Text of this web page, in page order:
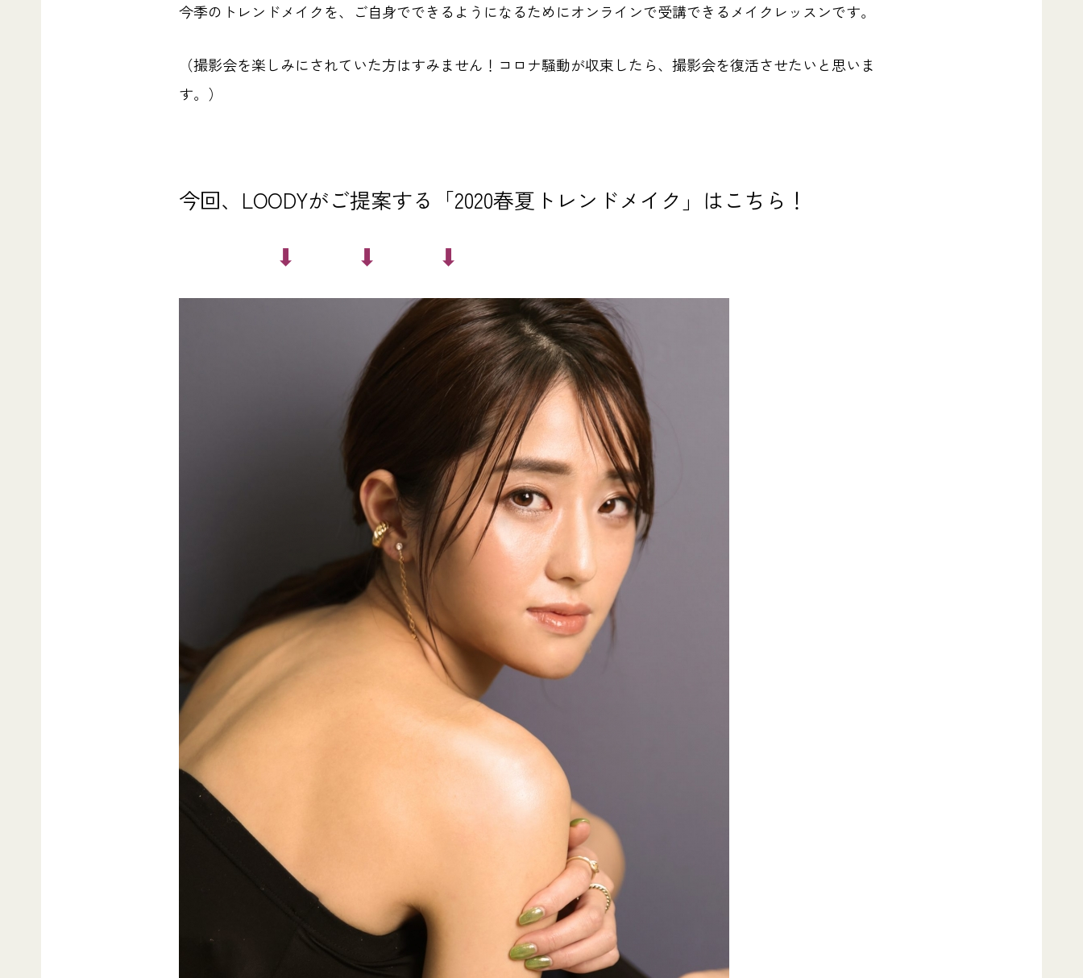
今季のトレンドメイクを、ご自身でできるようになるためにオンラインで受講できるメイクレッスンです。
（撮影会を楽しみにされていた方はすみません！コロナ騒動が収束したら、撮影会を復活させたいと思いま
す。）
今回、LOODYがご提案する「2020春夏トレンドメイク」はこちら！
⬇︎ ⬇︎ ⬇︎